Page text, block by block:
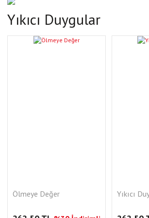
Yıkıcı Duygular
Ölmeye Değer Yıkıcı